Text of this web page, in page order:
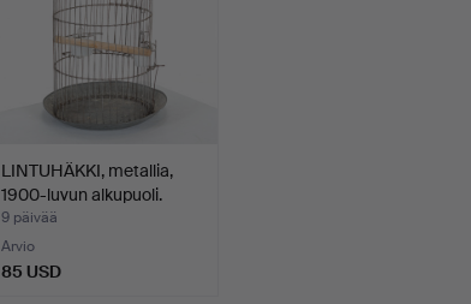
LINTUHÄKKI, metallia,
1900-luvun alkupuoli.
9 päivää
Arvio
85 USD